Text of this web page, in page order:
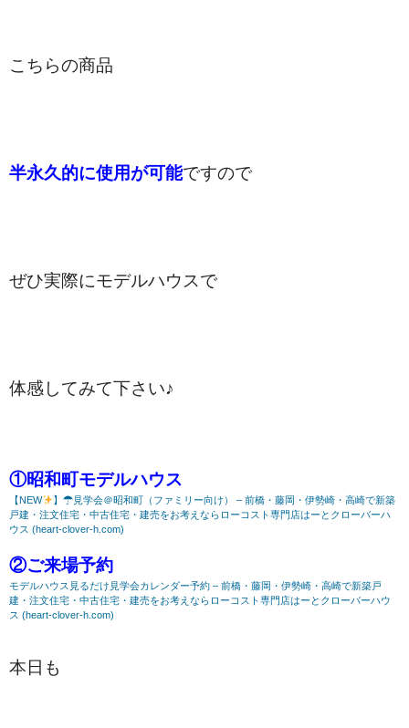
こちらの商品
半永久的に使用が可能ですので
ぜひ実際にモデルハウスで
体感してみて下さい♪
①昭和町モデルハウス
【NEW
】☂見学会＠昭和町（ファミリー向け） – 前橋・藤岡・伊勢崎・高崎で新築
戸建・注文住宅・中古住宅・建売をお考えならローコスト専門店はーとクローバーハ
ウス (heart-clover-h.com)
②ご来場予約
モデルハウス見るだけ見学会カレンダー予約 – 前橋・藤岡・伊勢崎・高崎で新築戸
建・注文住宅・中古住宅・建売をお考えならローコスト専門店はーとクローバーハウ
ス (heart-clover-h.com)
本日も